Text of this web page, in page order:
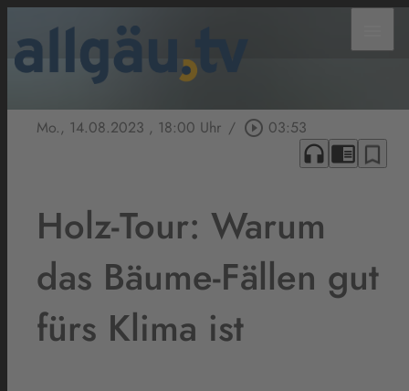
Mo., 14.08.2023 , 18:00 Uhr / play_circle_outline 03:53
headphones chrome_reader_mode bookmark_border
Holz-Tour: Warum
das Bäume-Fällen gut
fürs Klima ist